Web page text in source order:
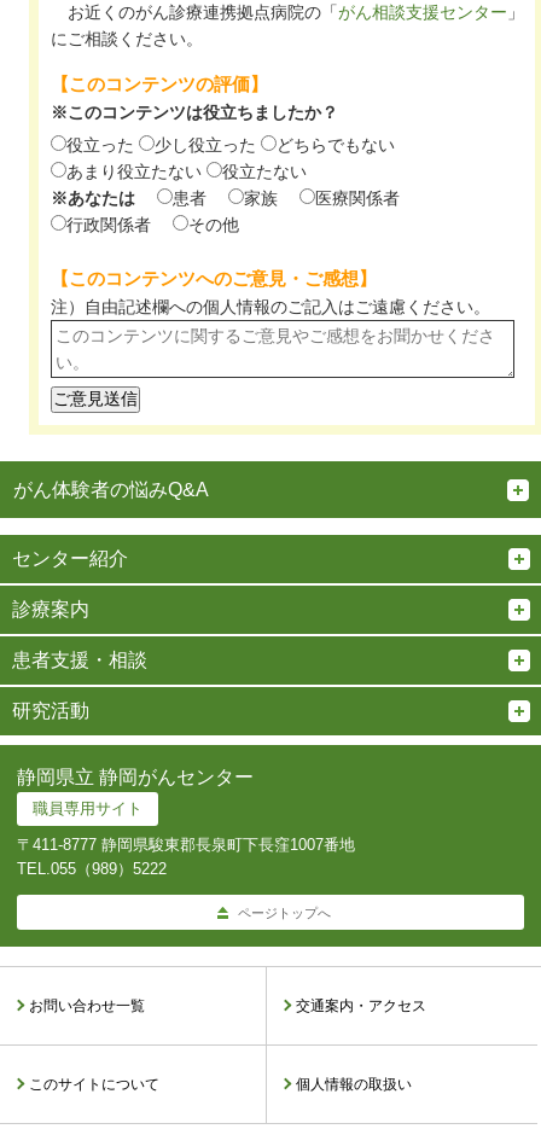
お近くのがん診療連携拠点病院の「がん相談支援センター 」
にご相談ください。
【このコンテンツの評価】
※このコンテンツは役立ちましたか？
役立った
少し役立った
どちらでもない
あまり役立たない
役立たない
※あなたは
患者 家族
医療関係者
行政関係者
その他
【このコンテンツへのご意見・ご感想】
注）自由記述欄への個人情報のご記入はご遠慮ください。
がん体験者の悩みQ&A
センター紹介
診療案内
患者支援・相談
研究活動
静岡県立 静岡がんセンター
職員専用サイト
〒411-8777 静岡県駿東郡長泉町下長窪1007番地
TEL.055（989）5222
ページトップへ
お問い合わせ一覧 交通案内・アクセス
このサイトについて 個人情報の取扱い